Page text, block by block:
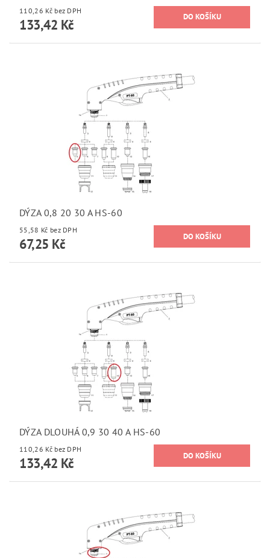
110,26 Kč bez DPH
133,42 Kč
DÝZA 0,8 20 30 A HS-60
55,58 Kč bez DPH
67,25 Kč
DÝZA DLOUHÁ 0,9 30 40 A HS-60
110,26 Kč bez DPH
133,42 Kč